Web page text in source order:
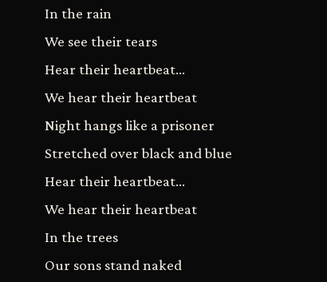
In the rain
We see their tears
Hear their heartbeat...
We hear their heartbeat
Night hangs like a prisoner
Stretched over black and blue
Hear their heartbeat...
We hear their heartbeat
In the trees
Our sons stand naked